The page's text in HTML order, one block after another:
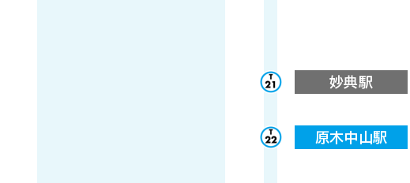
妙典駅
原木中山駅